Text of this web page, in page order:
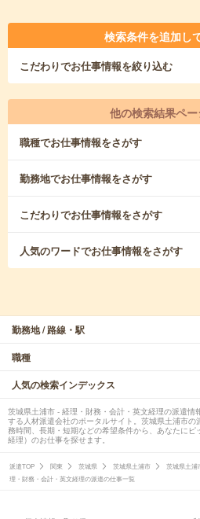
検索条件を追加し
こだわりでお仕事情報を絞り込む
他の検索結果ペ
職種でお仕事情報をさがす
勤務地でお仕事情報をさがす
こだわりでお仕事情報をさがす
人気のワードでお仕事情報をさがす
勤務地 / 路線・駅
職種
人気の検索インデックス
茨城県土浦市 - 経理・財務・会計・英文経理の派遣
する人材派遣会社のポータルサイト。茨城県土浦市
務時間、長期・短期などの希望条件から、あなたに
経理）のお仕事を探せます。
派遣TOP 関東 茨城県 茨城県土浦市 茨城県土浦
理・財務・会計・英文経理の派遣の仕事一覧